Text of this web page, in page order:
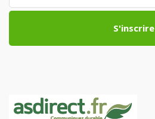
S'inscrire